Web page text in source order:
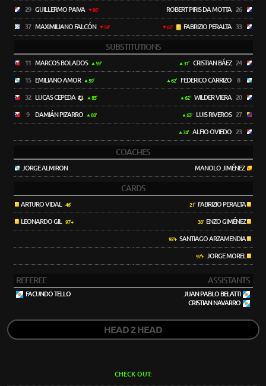
29 GUILLERMO PAIVA 88'
37 MAXIMILIANO FALCÓN 59'
ROBERT PIRIS DA MOTTA 26
62' FABRIZIO PERALTA 33
SUBSTITUTIONS
11 MARCOS BOLADOS 59'
15 EMILIANO AMOR 59'
32 LUCAS CEPEDA 85'
9 DAMIÁN PIZARRO 88'
31' CRISTIAN BÁEZ 24
62' FEDERICO CARRIZO 8
62' WILDER VIERA 20
63' LUIS RIVEROS 27
74' ALFIO OVIEDO 23
COACHES
JORGE ALMIRON MANOLO JIMÉNEZ
CARDS
ARTURO VIDAL 46'
LEONARDO GIL 97'+
21'FABRIZIO PERALTA
38'ENZO GIMÉNEZ
92'+SANTIAGO ARZAMENDIA
97'+JORGE MOREL
REFEREE ASSISTANTS
FACUNDO TELLO
JUAN PABLO BELATTI
CRISTIAN NAVARRO
HEAD 2 HEAD
CHECK OUT: